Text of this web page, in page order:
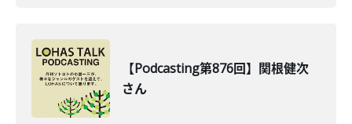
【Podcasting第876回】関根健次
さん